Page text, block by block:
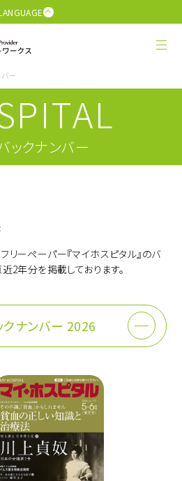
ー
ックナンバー
ーペーパー『マイホスピタル』のバ
2年分を掲載しております。
クナンバー 2026